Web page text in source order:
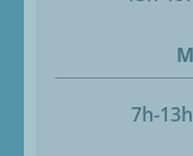
7h-13h